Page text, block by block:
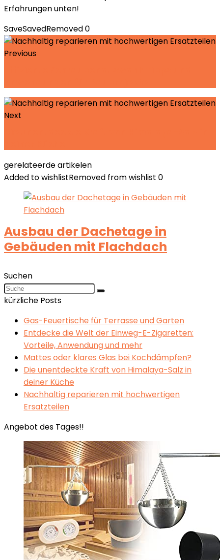
Erfahrungen unten!
SaveSavedRemoved0
Previous
Next
gerelateerde artikelen
Added to wishlistRemoved from wishlist 0
Ausbau der Dachetage in
Gebäuden mit Flachdach
Suchen
kürzliche Posts
Gas-Feuertische für Terrasse und Garten
Entdecke die Welt der Einweg-E-Zigaretten:
Vorteile, Anwendung und mehr
Mattes oder klares Glas bei Kochdämpfen?
Die unentdeckte Kraft von Himalaya-Salz in
deiner Küche
Nachhaltig reparieren mit hochwertigen
Ersatzteilen
Angebot des Tages!!